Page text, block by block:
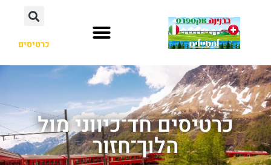
כרטיסים
כרטיסים חד־כיווני מול
הלוך־חזור